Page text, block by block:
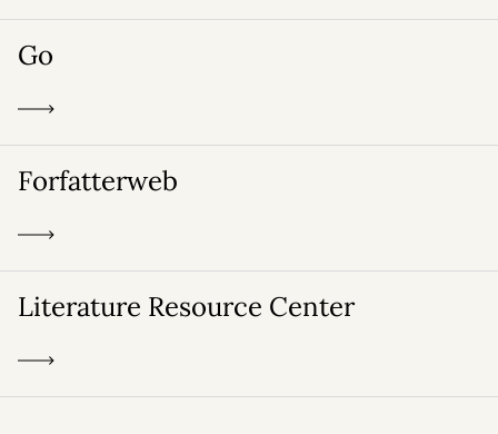
Go
Forfatterweb
Literature Resource Center